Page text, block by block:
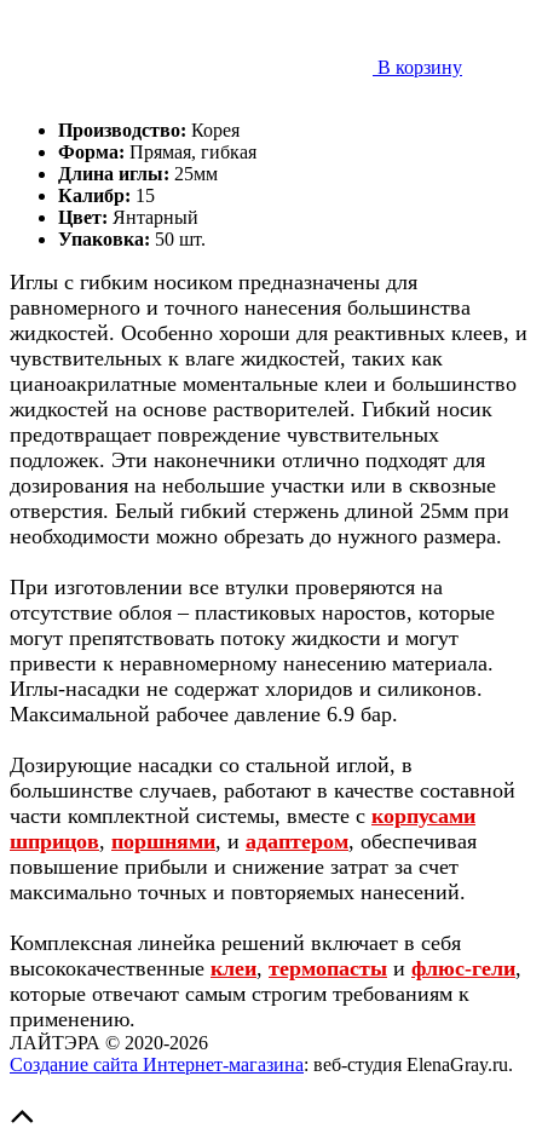
В корзину
Производство: Корея
Форма: Прямая, гибкая
Длина иглы: 25мм
Калибр: 15
Цвет: Янтарный
Упаковка: 50 шт.
Иглы с гибким носиком предназначены для
равномерного и точного нанесения большинства
жидкостей. Особенно хороши для реактивных клеев, и
чувствительных к влаге жидкостей, таких как
цианоакрилатные моментальные клеи и большинство
жидкостей на основе растворителей. Гибкий носик
предотвращает повреждение чувствительных
подложек. Эти наконечники отлично подходят для
дозирования на небольшие участки или в сквозные
отверстия. Белый гибкий стержень длиной 25мм при
необходимости можно обрезать до нужного размера.
При изготовлении все втулки проверяются на
отсутствие облоя – пластиковых наростов, которые
могут препятствовать потоку жидкости и могут
привести к неравномерному нанесению материала.
Иглы-насадки не содержат хлоридов и силиконов.
Максимальной рабочее давление 6.9 бар.
Дозирующие насадки со стальной иглой, в
большинстве случаев, работают в качестве составной
части комплектной системы, вместе с корпусами
шприцов, поршнями, и адаптером, обеспечивая
повышение прибыли и снижение затрат за счет
максимально точных и повторяемых нанесений.
Комплексная линейка решений включает в себя
высококачественные клеи, термопасты и флюс-гели,
которые отвечают самым строгим требованиям к
применению.
ЛАЙТЭРА © 2020-2026
Создание сайта Интернет-магазина: веб-студия ElenaGray.ru.